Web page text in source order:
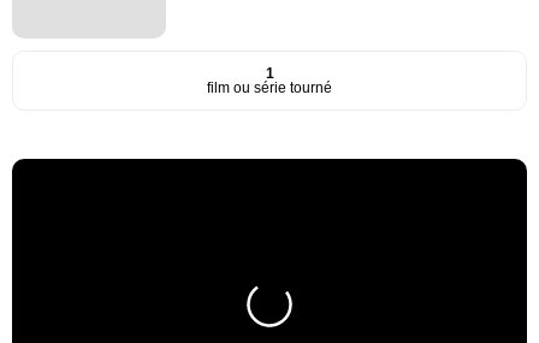
1
film ou série tourné